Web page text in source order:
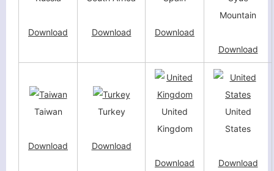
Download Download Download
Mountain
Download
Taiwan
Download
Turkey
Download
United
Kingdom
Download
United
States
Download